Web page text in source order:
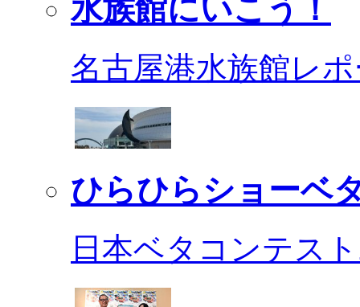
水族館にいこう！
名古屋港水族館レ
ひらひらショーベ
日本ベタコンテス